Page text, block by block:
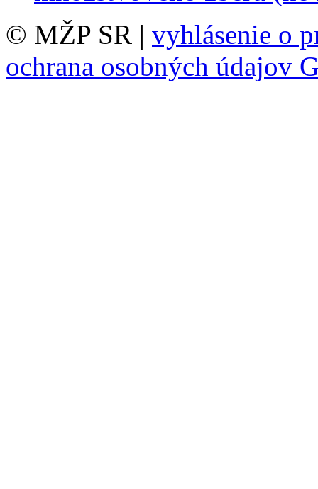
© MŽP SR | vyhlásenie o
ochrana osobných údajov